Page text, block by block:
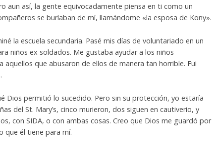
aun así, la gente equivocadamente piensa en ti como un
se burlaban de mí, llamándome «la esposa de Kony».
la escuela secundaria. Pasé mis días de voluntariado en un
niños ex soldados. Me gustaba ayudar a los niños
aquellos que abusaron de ellos de manera tan horrible. Fui
Dios permitió lo sucedido. Pero sin su protección, yo estaría
del St. Mary’s, cinco murieron, dos siguen en cautiverio, y
con SIDA, o con ambas cosas. Creo que Dios me guardó por
que él tiene para mí.